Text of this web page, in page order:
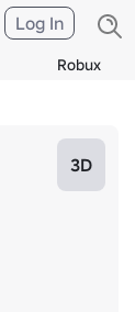
Robux
Log In
3D